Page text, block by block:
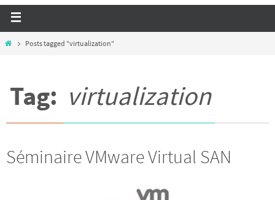
Posts tagged "virtualization"
Tag: virtualization
Séminaire VMware Virtual SAN